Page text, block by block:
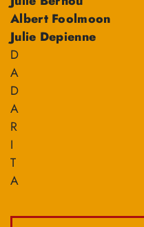
Albert Foolmoon
Julie Depienne
D
A
D
A
R
I
T
A